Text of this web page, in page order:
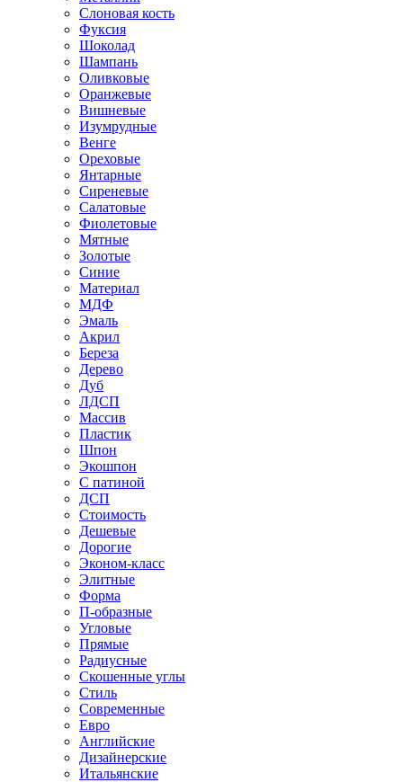
Слоновая кость
Фуксия
Шоколад
Шампань
Оливковые
Оранжевые
Вишневые
Изумрудные
Венге
Ореховые
Янтарные
Сиреневые
Салатовые
Фиолетовые
Мятные
Золотые
Синие
Материал
МДФ
Эмаль
Акрил
Береза
Дерево
Дуб
ЛДСП
Массив
Пластик
Шпон
Экошпон
С патиной
ДСП
Стоимость
Дешевые
Дорогие
Эконом-класс
Элитные
Форма
П-образные
Угловые
Прямые
Радиусные
Скошенные углы
Стиль
Современные
Евро
Английские
Дизайнерские
Итальянские